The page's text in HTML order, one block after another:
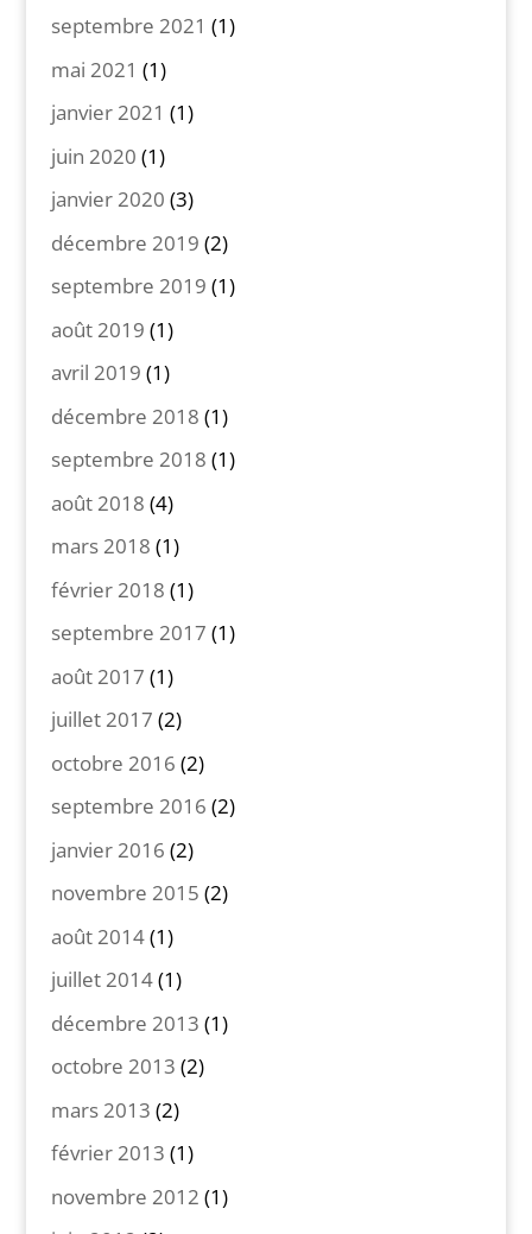
septembre 2021 (1)
mai 2021 (1)
janvier 2021 (1)
juin 2020 (1)
janvier 2020 (3)
décembre 2019 (2)
septembre 2019 (1)
août 2019 (1)
avril 2019 (1)
décembre 2018 (1)
septembre 2018 (1)
août 2018 (4)
mars 2018 (1)
février 2018 (1)
septembre 2017 (1)
août 2017 (1)
juillet 2017 (2)
octobre 2016 (2)
septembre 2016 (2)
janvier 2016 (2)
novembre 2015 (2)
août 2014(1)
juillet 2014(1)
décembre 2013 (1)
octobre 2013 (2)
mars 2013 (2)
février 2013 (1)
novembre 2012 (1)